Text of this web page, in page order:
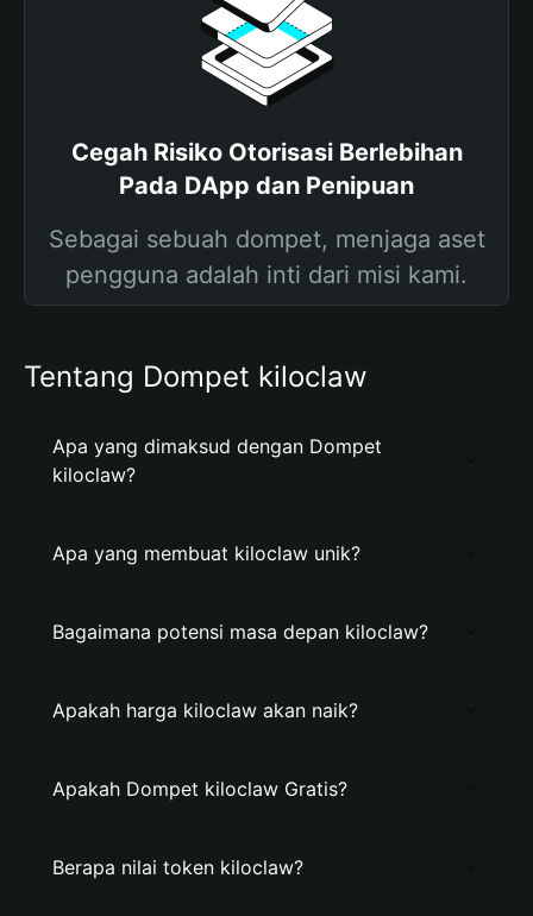
Cegah Risiko Otorisasi Berlebihan
Pada DApp dan Penipuan
Sebagai sebuah dompet, menjaga aset
pengguna adalah inti dari misi kami.
Tentang Dompet kiloclaw
Apa yang dimaksud dengan Dompet
kiloclaw?
Apa yang membuat kiloclaw unik?
Bagaimana potensi masa depan kiloclaw?
Apakah harga kiloclaw akan naik?
Apakah Dompet kiloclaw Gratis?
Berapa nilai token kiloclaw?